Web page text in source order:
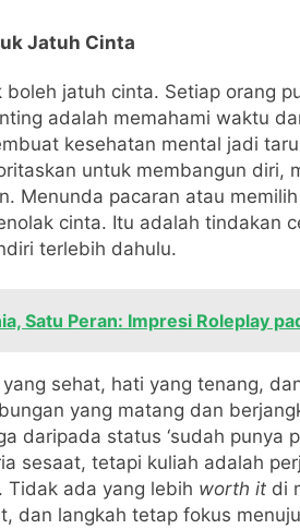
Jatuh Cinta
jatuh cinta. Setiap orang
adalah memahami waktu
kesehatan mental jadi
untuk membangun diri,
Menunda pacaran atau
cinta. Itu adalah tindakan
terlebih dahulu.
Satu Peran: Impresi Roleplay
sehat, hati yang tenang,
yang matang dan
daripada status ‘sudah punya
sesaat, tetapi kuliah adalah
Tidak ada yang lebih worth it di
dan langkah tetap fokus